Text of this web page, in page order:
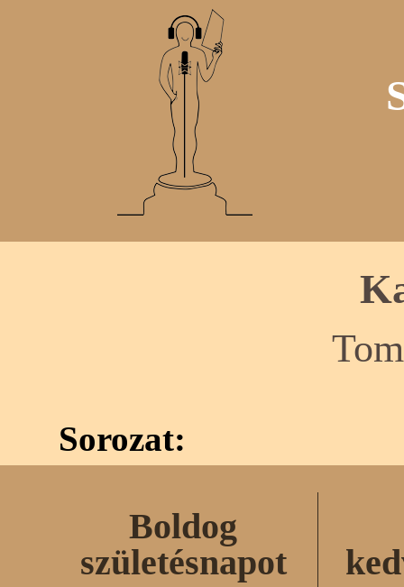
Sorozat:
Boldog
születésnapot